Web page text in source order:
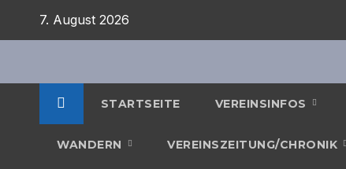
7. August 2026
STARTSEITE VEREINSINFOS
WANDERN VEREINSZEITUNG/CHRONIK